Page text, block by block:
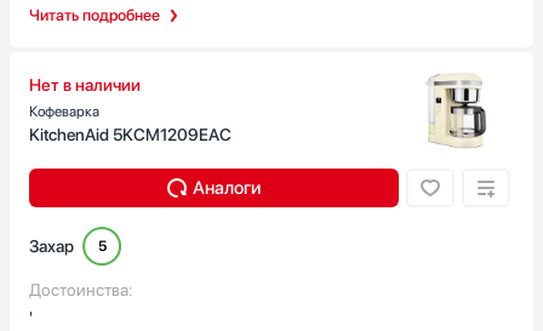
Читать подробнее
поддержанию температуры. Съемный резервуар и стеклянный
Нет в наличии
Кофеварка
KitchenAid 5KCM1209EAC
Аналоги
Захар 5
Достоинства:
'